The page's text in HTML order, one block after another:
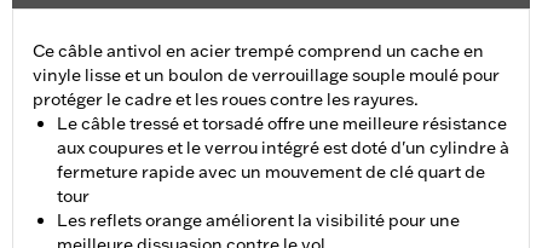
Ce câble antivol en acier trempé comprend un cache en
vinyle lisse et un boulon de verrouillage souple moulé pour
protéger le cadre et les roues contre les rayures.
Le câble tressé et torsadé offre une meilleure résistance
aux coupures et le verrou intégré est doté d'un cylindre à
fermeture rapide avec un mouvement de clé quart de
tour
Les reflets orange améliorent la visibilité pour une